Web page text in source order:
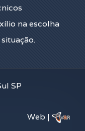
na escolha
SP
Web |